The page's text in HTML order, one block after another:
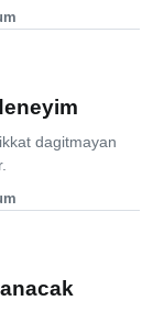
dagitmayan